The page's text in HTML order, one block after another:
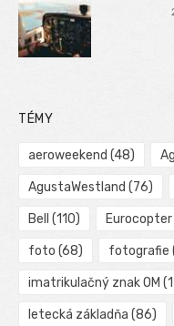
TÉMY
aeroweekend (48)
AgustaWestland (76)
Bell (110) Eurocopter
foto (68) fotografie
imatrikulačný znak OM
letecká základňa (86)